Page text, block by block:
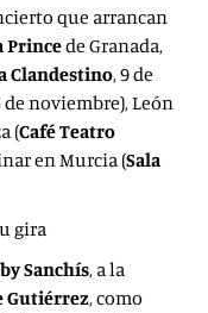
que arrancan
Princede Granada,
Clandestino, 9 de
de noviembre), León
(Café Teatro
en Murcia (Sala
Sanchís, a la
Gutiérrez, como